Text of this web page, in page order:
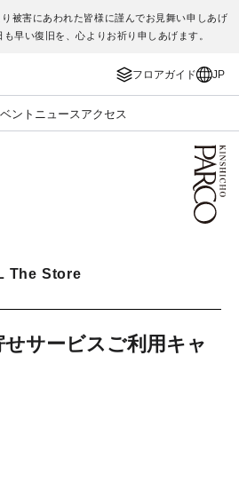
被害にあわれた皆様に謹んでお見舞い申しあげ
早い復旧を、心よりお祈り申しあげます。
フロアガイド JP
ント ニュース アクセス
The Store
せサービスご利用キャ